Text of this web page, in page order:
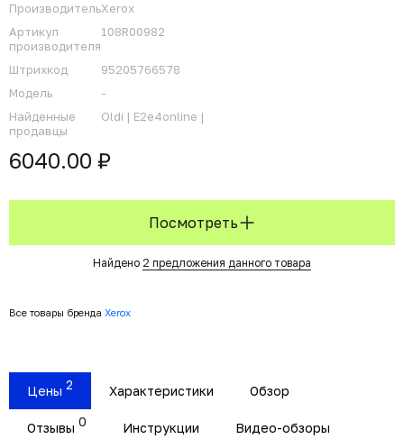
ПроизводительXerox
Артикул
производителя
108R00982
Штрихкод
95205766578
Модель
-
Найденные
продавцы
Oldi | E2e4online |
6040.00 ₽
Посмотреть
Найдено 2 предложения данного товара
Все товары бренда Xerox
Цены 2 Характеристики Обзор
Отзывы 0 Инструкции Видео-обзоры